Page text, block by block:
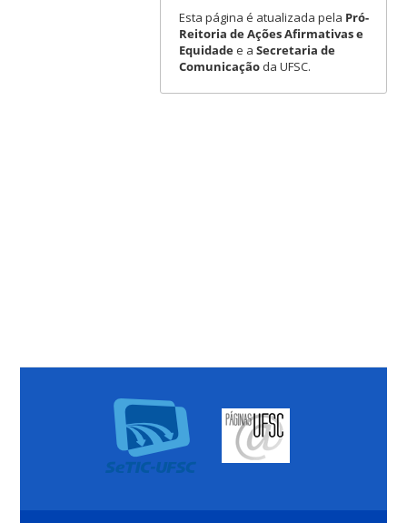
Esta página é atualizada pela Pró-
Reitoria de Ações Afirmativas e
Equidadee a Secretaria de
Comunicaçãoda UFSC.